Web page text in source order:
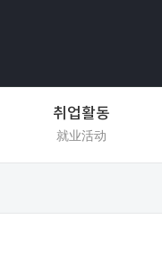
취업활동
就业活动